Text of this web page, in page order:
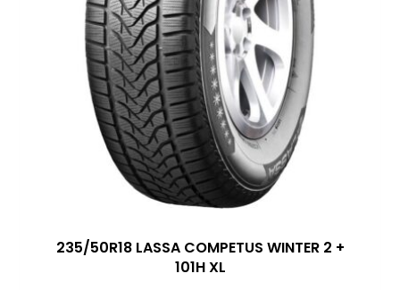
235/50R18 LASSA COMPETUS WINTER 2 +
101H XL